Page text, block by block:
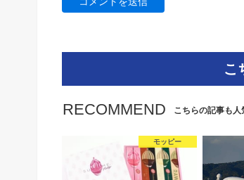
こ
RECOMMEND こちらの記事も人
モッピー